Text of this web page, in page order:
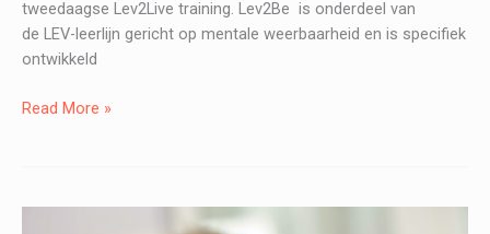
tweedaagse Lev2Live training. Lev2Be is onderdeel van
de LEV-leerlijn gericht op mentale weerbaarheid en is specifiek
ontwikkeld
LEV2Be
Read More »